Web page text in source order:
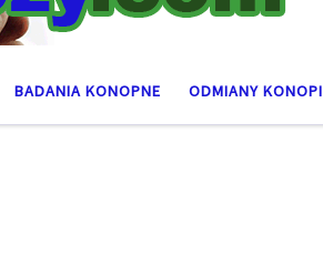
BADANIA KONOPNE ODMIANY KONOPI